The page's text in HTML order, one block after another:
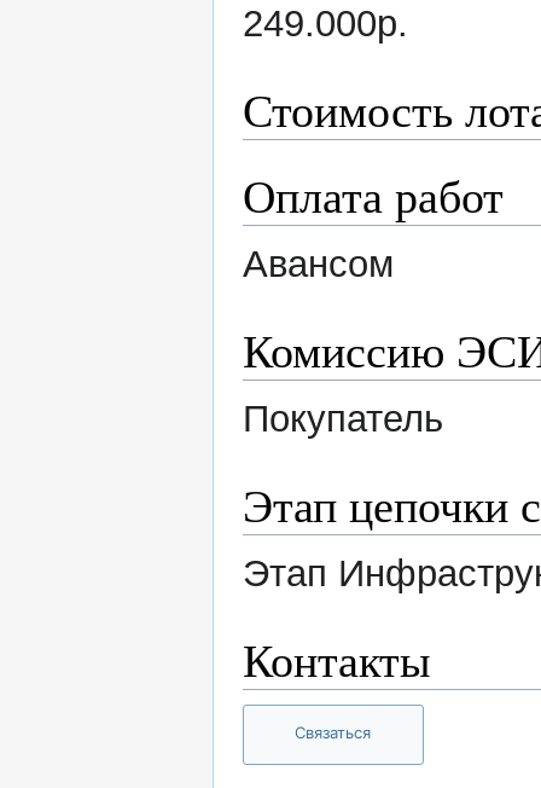
249.000р.
Стоимость
Оплата работ
Авансом
Комиссию
Покупатель
Этап цепочки
Этап
Контакты
Связаться